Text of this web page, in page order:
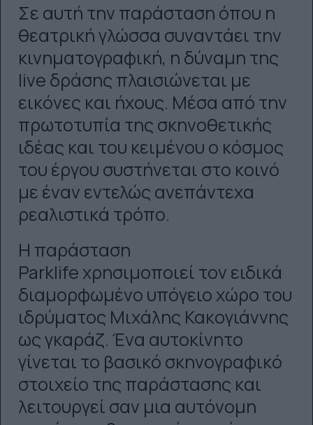
Σε αυτή την παράσταση όπου η
θεατρική γλώσσα συναντάει την
κινηματογραφική, η δύναμη της
live δράσης πλαισιώνεται με
εικόνες και ήχους. Μέσα από την
πρωτοτυπία της σκηνοθετικής
ιδέας και του κειμένου ο κόσμος
του έργου συστήνεται στο κοινό
με έναν εντελώς ανεπάντεχα
ρεαλιστικά τρόπο.
Η παράσταση
Parklife χρησιμοποιεί τον ειδικά
διαμορφωμένο υπόγειο χώρο του
ιδρύματος Μιχάλης Κακογιάννης
ως γκαράζ. Ένα αυτοκίνητο
γίνεται το βασικό σκηνογραφικό
στοιχείο της παράστασης και
λειτουργεί σαν μια αυτόνομη